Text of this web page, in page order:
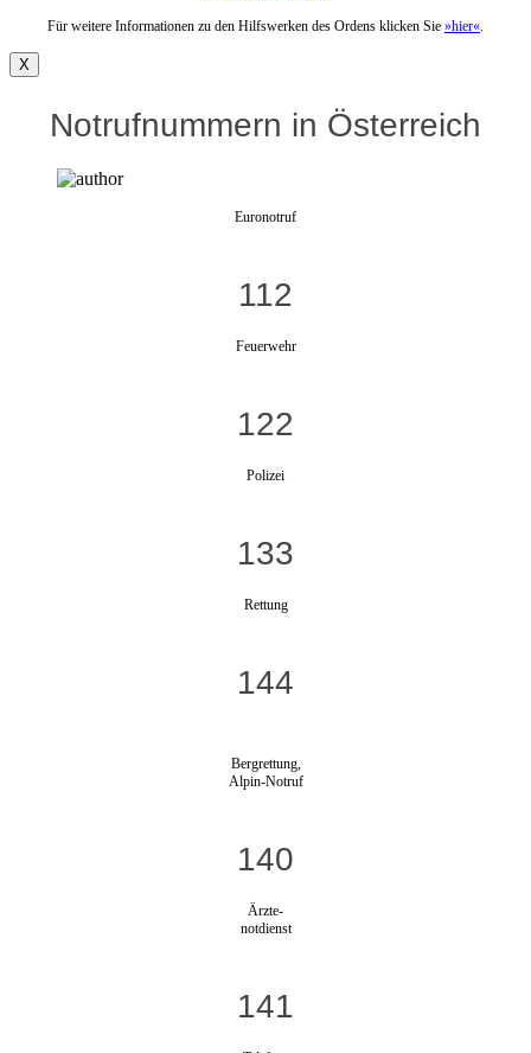
Für weitere Informationen zu den Hilfswerken des Ordens klicken Sie »hier«
X
Notrufnummern in Österreich
Euronotruf
112
Feuerwehr
122
Polizei
133
Rettung
144
Bergrettung,
Alpin-Notruf
140
Ärzte-
notdienst
141